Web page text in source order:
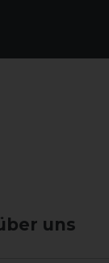
uns